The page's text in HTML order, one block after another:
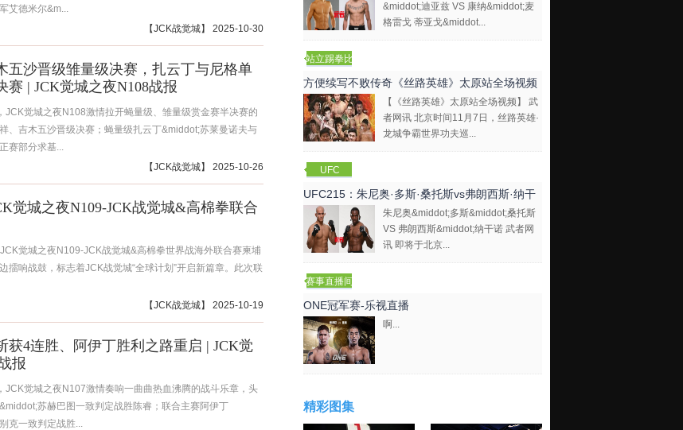
艾德米尔&m...
【JCK战觉城】 2025-10-30
五沙晋级雏量级决赛，扎云丁与尼格单
赛 | JCK觉城之夜N108战报
JCK觉城之夜N108激情拉开蝇量级、雏量级赏金赛半决赛的
、吉木五沙晋级决赛；蝇量级扎云丁&middot;苏莱曼诺夫与
赛部分求基...
【JCK战觉城】 2025-10-26
觉城之夜N109-JCK战觉城&高棉拳联合
觉城之夜N109-JCK战觉城&高棉拳世界战海外联合赛柬埔
擂响战鼓，标志着JCK战觉城“全球计划”开启新篇章。此次联
【JCK战觉城】 2025-10-19
获4连胜、阿伊丁胜利之路重启 | JCK觉
报
JCK觉城之夜N107激情奏响一曲曲热血沸腾的战斗乐章，头
苏赫巴图一致判定战胜陈睿；联合主赛阿伊丁
克一致判定战胜...
&middot;迪亚兹 VS 康纳&middot;麦
格雷戈 蒂亚戈&middot...
站立踢拳比
赛视频
方便续写不败传奇《丝路英雄》太原站全场视频
【《丝路英雄》太原站全场视频】 武
者网讯 北京时间11月7日，丝路英雄·
龙城争霸世界功夫巡...
UFC
UFC215：朱尼奥·多斯·桑托斯vs弗朗西斯·纳干
朱尼奥&middot;多斯&middot;桑托斯
VS 弗朗西斯&middot;纳干诺 武者网
讯 即将于北京...
赛事直播间
ONE冠军赛-乐视直播
啊...
精彩图集